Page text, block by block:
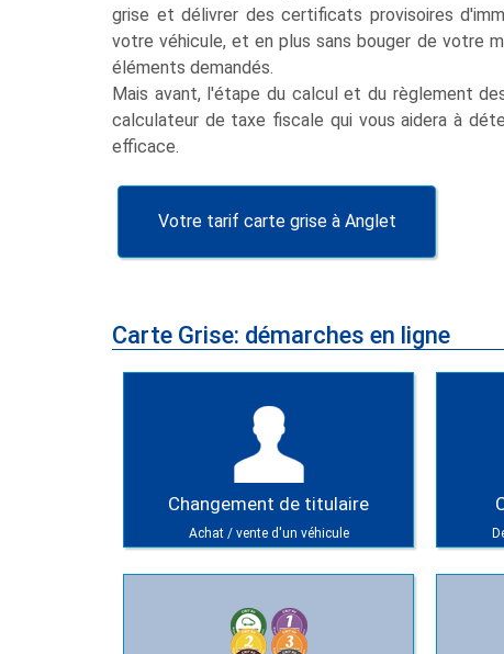
grise et délivrer des certificats provisoires
votre véhicule, et en plus sans bouger de votre
éléments demandés.
Mais avant, l'étape du calcul et du règlement
calculateur de taxe fiscale qui vous aidera à
efficace.
Votre tarif carte grise à Anglet
Carte Grise: démarches en ligne
Changement de titulaire
Achat / vente d'un véhicule